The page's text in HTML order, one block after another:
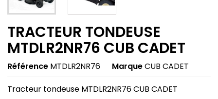
TRACTEUR TONDEUSE
MTDLR2NR76 CUB CADET
Référence MTDLR2NR76 MarqueCUB CADET
Tracteur tondeuse MTDLR2NR76 CUB CADET